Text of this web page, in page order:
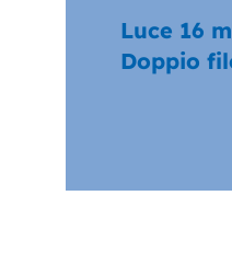
Luce 16
Doppio